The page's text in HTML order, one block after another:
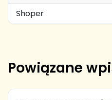
Shoper
Powiązane